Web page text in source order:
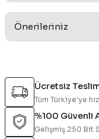
Önerileriniz
konularda yetersiz
kullanarak tarafımıza
Görüş ve önerileriniz
Ürün resmi
Ücretsiz
Tüm Türkiye'ye
%100 Güvenli
Gelişmiş 250 Bit